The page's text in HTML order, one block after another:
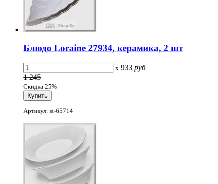
Блюдо Loraine 27934, керамика, 2 шт
x 933 руб
1 245
Скидка 25%
Артикул: st-65714